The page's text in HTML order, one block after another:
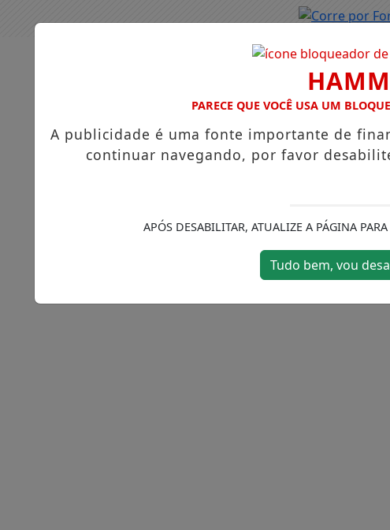
HAMM
PARECE QUE VOCÊ USA UM
A publicidade é uma fonte importante de
continuar navegando, por favor
APÓS DESABILITAR, ATUALIZE A PÁGINA
Tudo bem, vou